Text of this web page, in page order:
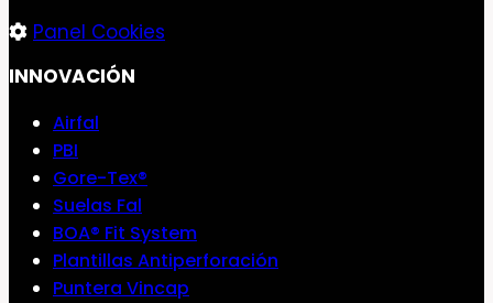
Panel Cookies
INNOVACIÓN
Airfal
PBI
Gore-Tex®
Suelas Fal
BOA® Fit System
Plantillas Antiperforación
Puntera Vincap